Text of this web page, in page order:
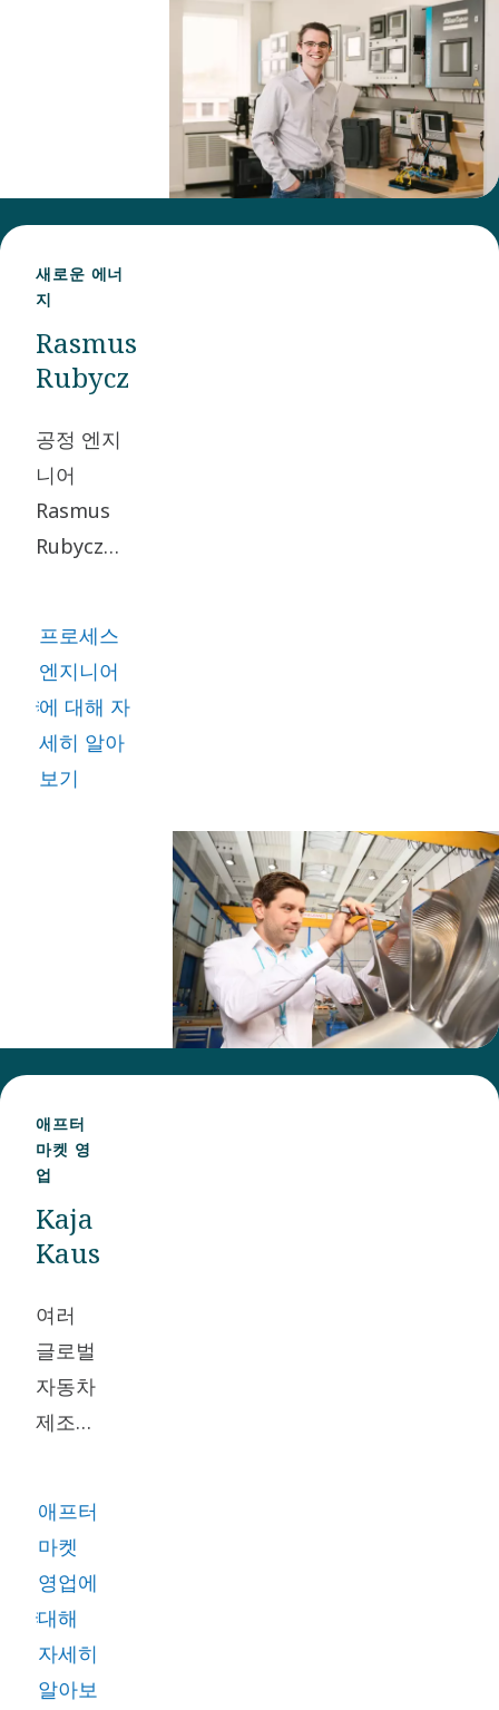
개발하는
데 주력하
고 있습니
다.
새로운 에너
지
Rasmus
Rubycz
공정 엔지
니어
Rasmus
Rubycz는
를 뒤집어
스마트한
솔루션을
찾는 것을
좋아했습니
부유 가스
생산에 사
용되는 솔
루션을 담
당했습니
다. 2015년
에 그는 에
솔루션에
집중하기
시작했습니
다.
프로세스
엔지니어
에 대해 자
세히 알아
보기
애프터
마켓 영
업
Kaja
Kaus
여러
글로벌
자동차
제조업
정비사
가 되
기 위
한 교
육을
애프터
마켓
영업에
대해
자세히
알아보